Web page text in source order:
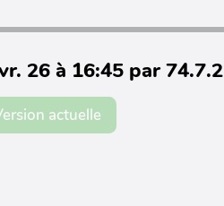
26 à 16:45 par
actuelle